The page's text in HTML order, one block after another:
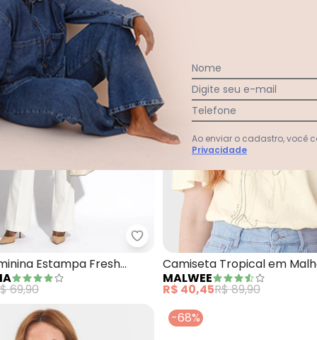
Ampla com Corações em Paetê (Areia)
Marialícia - T-Shirt Feminina
Estampa Fresh
69,90
Camiseta Tropical em
White)
MALWEE
R$ 40,45R$ 89,90
-68%
Nome
Digite seu e-mail
Telefone
Ao enviar o cadastro, você
Privacidade